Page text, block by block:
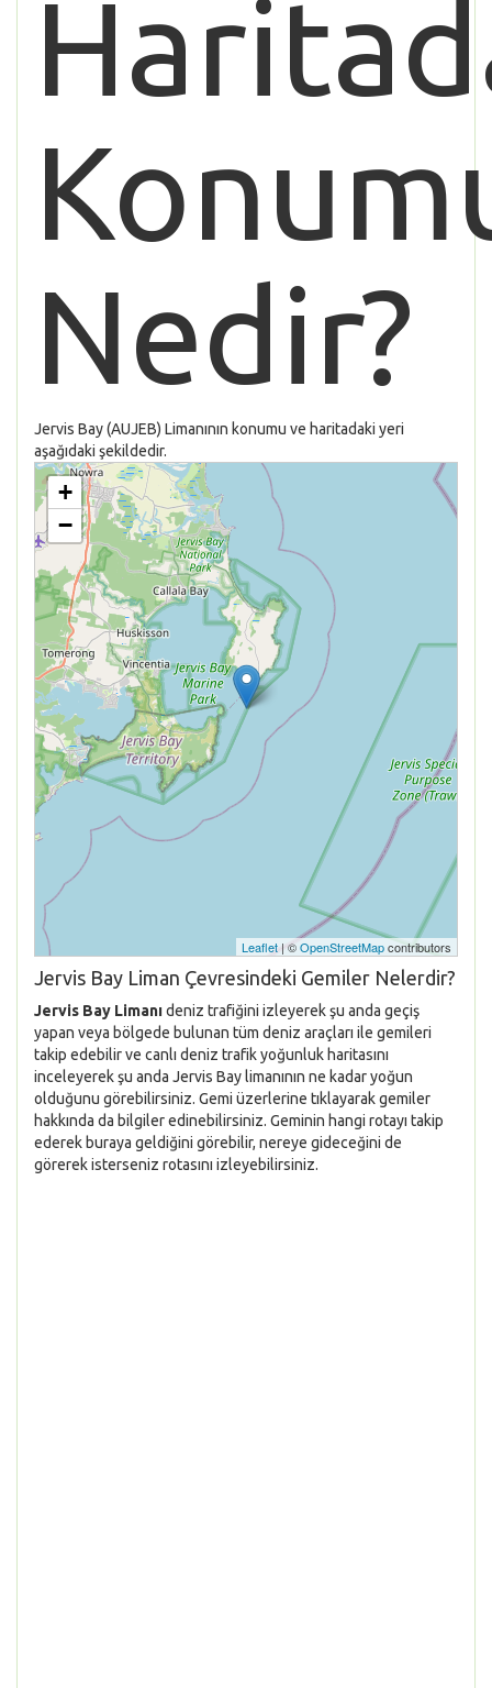
Nedir?
Jervis Bay (AUJEB) Limanının konumu ve haritadaki yeri
aşağıdaki şekildedir.
+
−
Leaflet| ©OpenStreetMapcontributors
Jervis Bay Liman Çevresindeki Gemiler Nelerdir?
Jervis Bay Limanıdeniz trafiğini izleyerek şu anda geçiş
yapan veya bölgede bulunan tüm deniz araçları ile gemileri
takip edebilir ve canlı deniz trafik yoğunluk haritasını
inceleyerek şu anda Jervis Bay limanının ne kadar yoğun
olduğunu görebilirsiniz. Gemi üzerlerine tıklayarak gemiler
hakkında da bilgiler edinebilirsiniz. Geminin hangi rotayı takip
ederek buraya geldiğini görebilir, nereye gideceğini de
görerek isterseniz rotasını izleyebilirsiniz.